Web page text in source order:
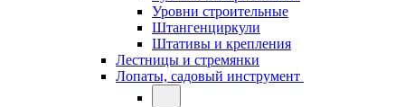
Уровни строительные
Штангенциркули
Штативы и крепления
Лестницы и стремянки
Лопаты, садовый инструмент